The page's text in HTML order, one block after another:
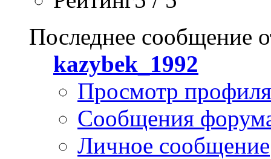
Последнее сообщение
kazybek_1992
Просмотр профиля
Сообщения
Личное сообщение